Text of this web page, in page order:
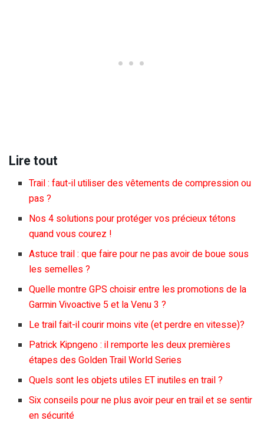
Lire tout
Trail : faut-il utiliser des vêtements de compression ou
pas ?
Nos 4 solutions pour protéger vos précieux tétons
quand vous courez !
Astuce trail : que faire pour ne pas avoir de boue sous
les semelles ?
Quelle montre GPS choisir entre les promotions de la
Garmin Vivoactive 5 et la Venu 3 ?
Le trail fait-il courir moins vite (et perdre en vitesse)?
Patrick Kipngeno : il remporte les deux premières
étapes des Golden Trail World Series
Quels sont les objets utiles ET inutiles en trail ?
Six conseils pour ne plus avoir peur en trail et se sentir
en sécurité